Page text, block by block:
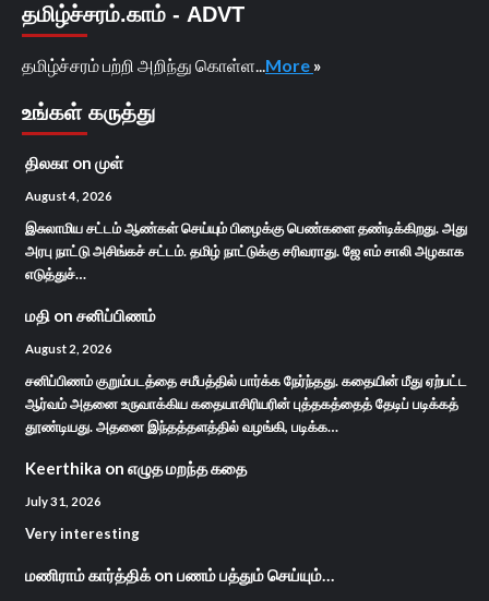
தமிழ்ச்சரம்.காம் - ADVT
தமிழ்ச்சரம் பற்றி அறிந்து கொள்ள... More »
உங்கள் கருத்து
திலகா on முள்
August 4, 2026
இசுலாமிய சட்டம் ஆண்கள் செய்யும் பிழைக்கு பெண்களை தண்டிக்கிறது. அது
அரபு நாட்டு அசிங்கச் சட்டம். தமிழ் நாட்டுக்கு சரிவராது. ஜே எம் சாலி அழகாக
எடுத்துச்…
மதி on சனிப்பிணம்
August 2, 2026
சனிப்பிணம் குறும்படத்தை சமீபத்தில் பார்க்க நேர்ந்தது. கதையின் மீது ஏற்பட்ட
ஆர்வம் அதனை உருவாக்கிய கதையாசிரியரின் புத்தகத்தைத் தேடிப் படிக்கத்
தூண்டியது. அதனை இந்தத்தளத்தில் வழங்கி, படிக்க…
Keerthika on எழுத மறந்த கதை
July 31, 2026
Very interesting
மணிராம் கார்த்திக்on பணம் பத்தும் செய்யும்…